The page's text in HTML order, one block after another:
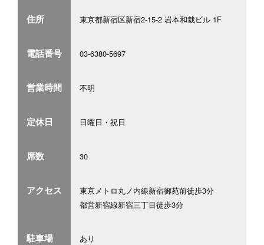
住所 東京都新宿区新宿2-15-2 岩本和栽ビル 1F
電話番号 03-6380-5697
営業時間 不明
定休日 日曜日・祝日
席数 30
アクセス
東京メトロ丸ノ内線新宿御苑前徒歩3分
都営新宿線新宿三丁目徒歩3分
駐車場 あり